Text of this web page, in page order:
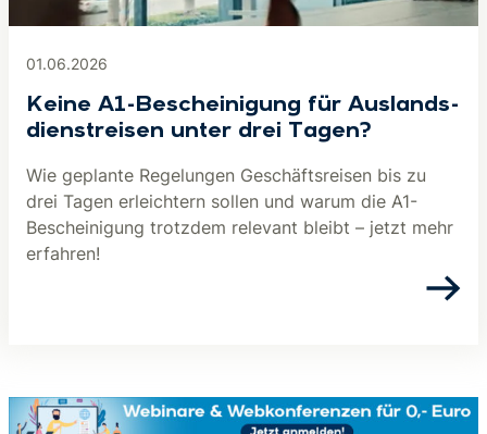
01.06.2026
Keine A1-Be­schei­ni­gung für Aus­lands­
dienst­rei­sen unter drei Tagen?
Wie geplante Regelungen Geschäftsreisen bis zu
drei Tagen erleichtern sollen und warum die A1-
Bescheinigung trotzdem relevant bleibt – jetzt mehr
erfahren!